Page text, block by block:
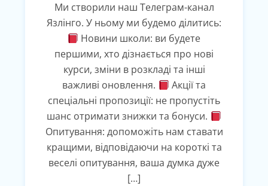
Ми створили наш Телеграм-канал
Язлінго. У ньому ми будемо ділитись:
Новини школи: ви будете
першими, хто дізнається про нові
курси, зміни в розкладі та інші
важливі оновлення.
Акції та
спеціальні пропозиції: не пропустіть
шанс отримати знижки та бонуси.
Опитування: допоможіть нам ставати
кращими, відповідаючи на короткі та
веселі опитування, ваша думка дуже
[…]